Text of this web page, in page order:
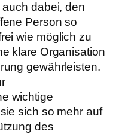
dabei, den
Person so
wie möglich zu
klare Organisation
gewährleisten.
wichtige
sich so mehr auf
des